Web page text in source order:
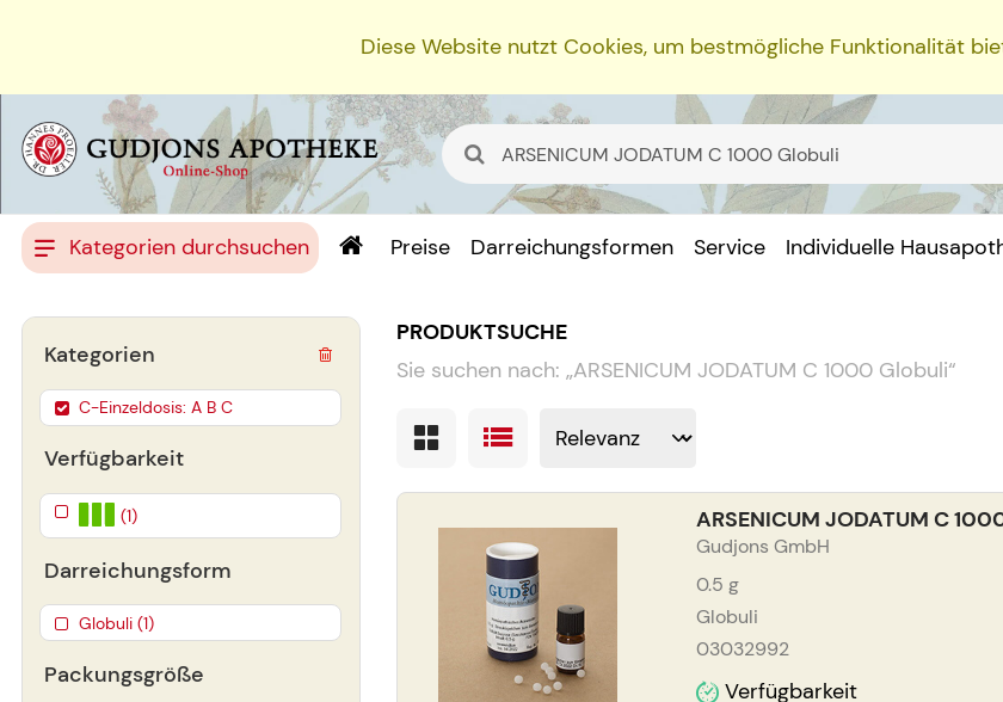
Diese Website nutzt Cookies, um bestmögliche Funktionalität
Kategorien durchsuchen Preise Darreichungsformen Service Individuelle
PRODUKTSUCHE
Sie suchen nach: „ARSENICUM JODATUM C 1000 Globuli“
ARSENICUM JODATUM C
Gudjons GmbH
0.5 g
Globuli
03032992
Verfügbarkeit
Verfügbarkeit
(1)
Darreichungsform
Globuli (1)
Packungsgröße
Kategorien
C-Einzeldosis: A B C